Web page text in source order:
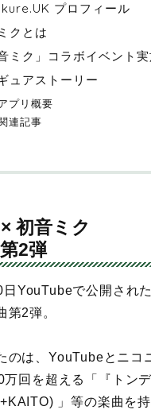
プロフィール
クとは
ミク」コラボイベント
ュアストーリー
プリ概要
連記事
初音ミク
2弾
YouTubeで公開され
第2弾。
のは、YouTubeとニコ
回を超える「『トン
」等の楽曲を